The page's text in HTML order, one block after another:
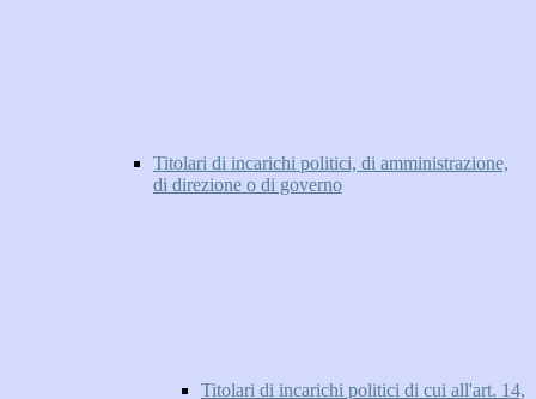
Titolari di incarichi politici, di amministrazione,
di direzione o di governo
Titolari di incarichi politici di cui all'art. 14,